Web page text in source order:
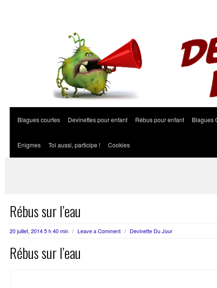
Blagues courtes Devinettes pour enfant Rébus pour enfant Blagues
Enigmes Toi aussi, participe ! Cookies
Rébus sur l’eau
20 juillet, 2014 5 h 40 min / Leave a Comment / Devinette Du Jour
Rébus sur l’eau